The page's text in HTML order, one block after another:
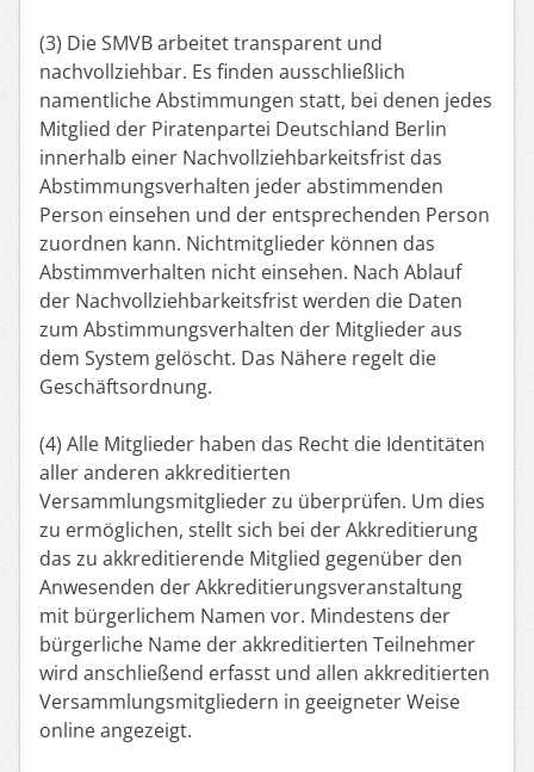
(3) Die SMVB arbeitet transparent und
nachvollziehbar. Es finden ausschließlich
namentliche Abstimmungen statt, bei denen jedes
Mitglied der Piratenpartei Deutschland Berlin
innerhalb einer Nachvollziehbarkeitsfrist das
Abstimmungsverhalten jeder abstimmenden
Person einsehen und der entsprechenden Person
zuordnen kann. Nichtmitglieder können das
Abstimmverhalten nicht einsehen. Nach Ablauf
der Nachvollziehbarkeitsfrist werden die Daten
zum Abstimmungsverhalten der Mitglieder aus
dem System gelöscht. Das Nähere regelt die
Geschäftsordnung.
(4) Alle Mitglieder haben das Recht die Identitäten
aller anderen akkreditierten
Versammlungsmitglieder zu überprüfen. Um dies
zu ermöglichen, stellt sich bei der Akkreditierung
das zu akkreditierende Mitglied gegenüber den
Anwesenden der Akkreditierungsveranstaltung
mit bürgerlichem Namen vor. Mindestens der
bürgerliche Name der akkreditierten Teilnehmer
wird anschließend erfasst und allen akkreditierten
Versammlungsmitgliedern in geeigneter Weise
online angezeigt.